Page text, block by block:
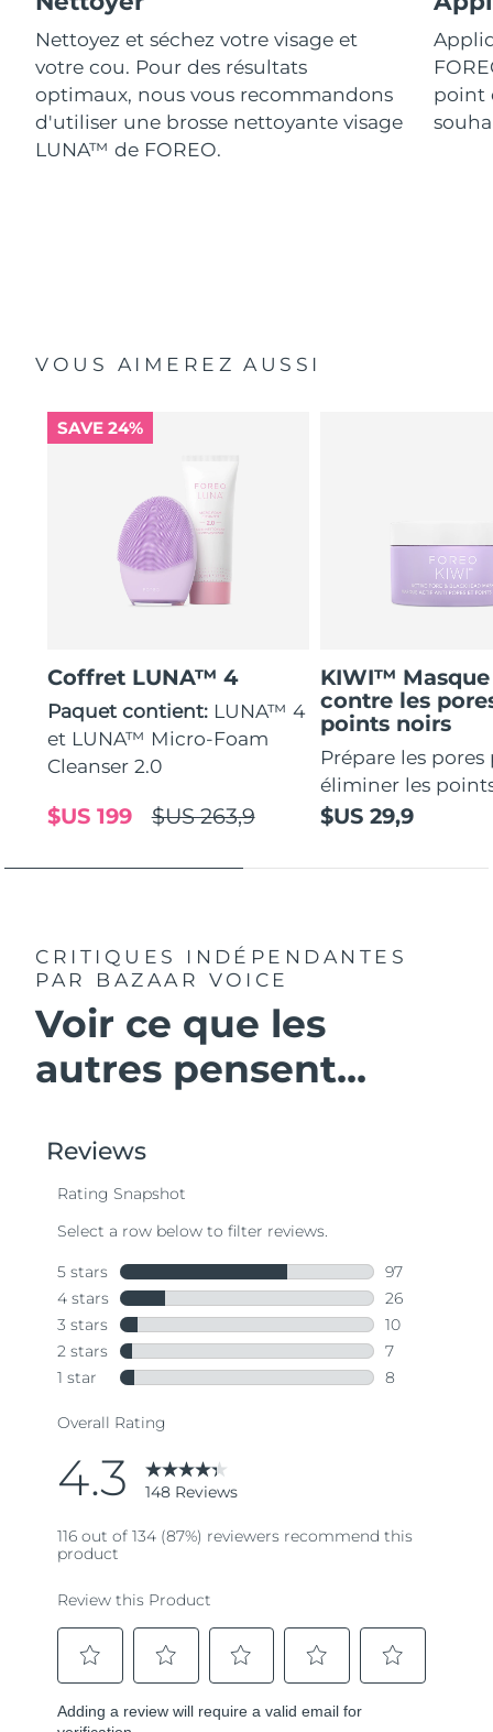
Nettoyez et séchez votre visage et
votre cou. Pour des résultats
optimaux, nous vous recommandons
d'utiliser une brosse nettoyante visage
LUNA™ de FOREO.
point
VOUS AIMEREZ AUSSI
SAVE 24%
Coffret LUNA™ 4
Paquet contient: LUNA™ 4
et LUNA™ Micro-Foam
Cleanser 2.0
$US 263,9
$US 199
KIWI™
contre les
points noirs
Prépare les
éliminer les
$US 29,9
CRITIQUES INDÉPENDANTES
PAR BAZAAR VOICE
Voir ce que les
autres pensent...